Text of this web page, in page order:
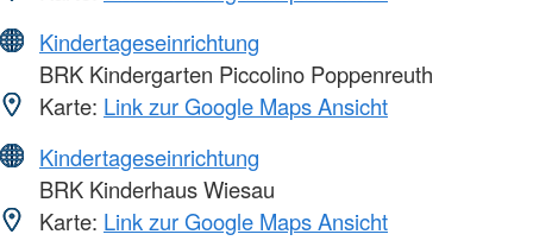
Kindertageseinrichtung
BRK Kindergarten Piccolino Poppenreuth
Karte: Link zur Google Maps Ansicht
Kindertageseinrichtung
BRK Kinderhaus Wiesau
Karte: Link zur Google Maps Ansicht